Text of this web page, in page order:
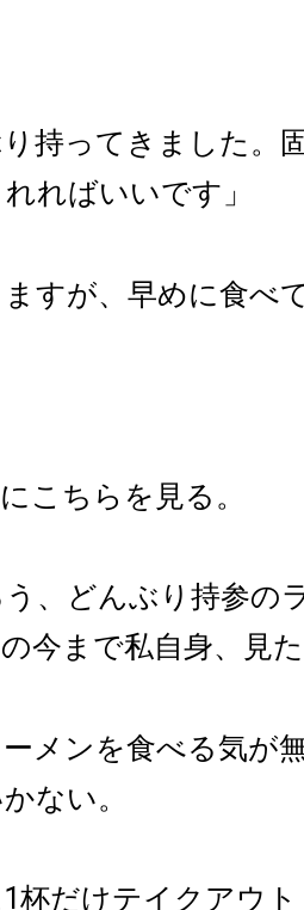
り持ってきました。
ればいいです」
ますが、早めに食べ
こちらを見る。
、どんぶり持参の
今まで私自身、見
メンを食べる気が
ない。
杯だけテイクアウ